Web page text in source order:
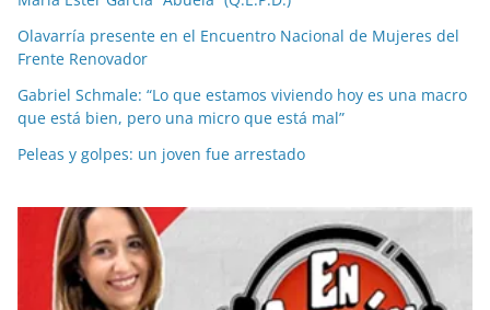
Olavarría presente en el Encuentro Nacional de Mujeres del
Frente Renovador
Gabriel Schmale: “Lo que estamos viviendo hoy es una macro
que está bien, pero una micro que está mal”
Peleas y golpes: un joven fue arrestado